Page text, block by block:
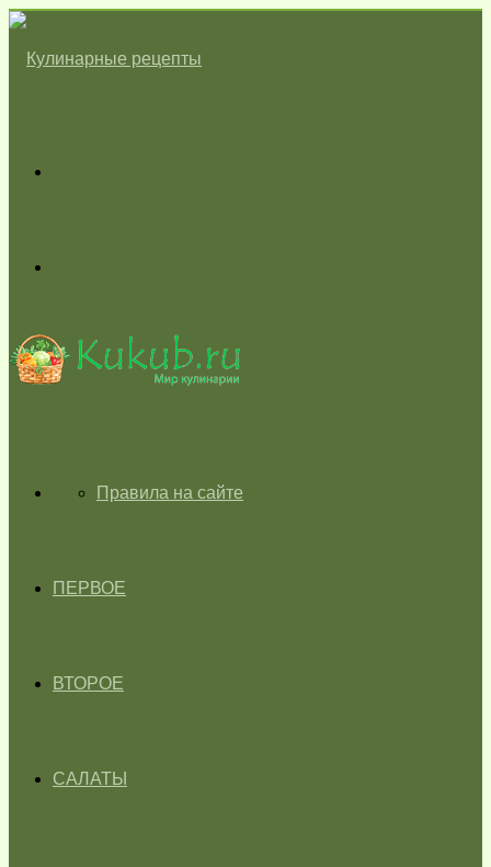
skin
ГЛАВНАЯПравила на сайте
ПЕРВОЕ
ВТОРОЕ
САЛАТЫ